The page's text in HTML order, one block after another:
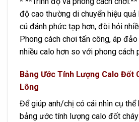
độ cao thường di chuyển hiệu quả
cú đánh phức tạp hơn, đòi hỏi
Phong cách chơi tấn công, áp
nhiều calo hơn so với phong cách
Bảng Ước Tính Lượng Calo Đốt
Lông
Để giúp anh/chị có cái nhìn cụ thể
bảng ước tính lượng calo đốt